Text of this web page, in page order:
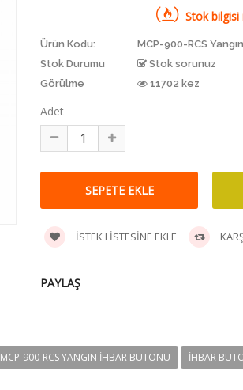
Stok bilgisi
Ürün Kodu:
MCP-900-RCS
Stok Durumu
Stok sorunuz
Görülme
11702 kez
Adet
İSTEK LISTESINE EKLE
PAYLAŞ
MCP-900-RCS YANGIN İHBAR BUTONU IHBAR